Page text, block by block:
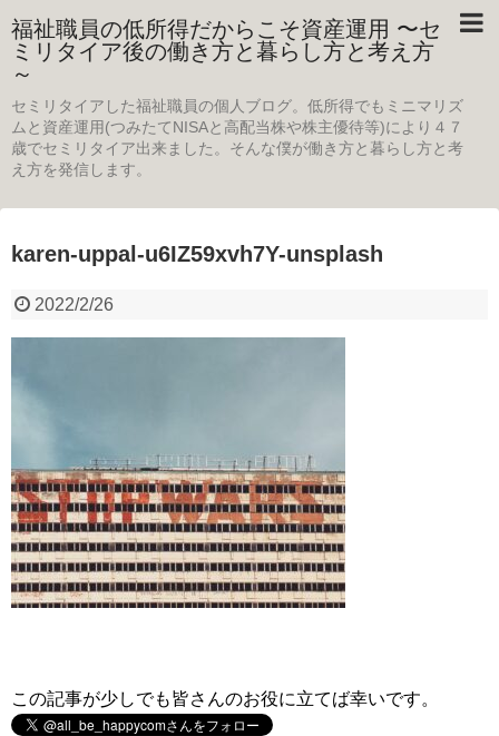
福祉職員の低所得だからこそ資産運用 〜セ
ミリタイア後の働き方と暮らし方と考え方
～
セミリタイアした福祉職員の個人ブログ。低所得でもミニマリズ
ムと資産運用(つみたてNISAと高配当株や株主優待等)により４７
歳でセミリタイア出来ました。そんな僕が働き方と暮らし方と考
え方を発信します。
karen-uppal-u6IZ59xvh7Y-unsplash
2022/2/26
この記事が少しでも皆さんのお役に立てば幸いです。